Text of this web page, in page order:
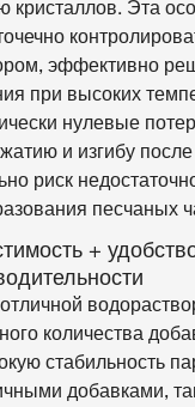
кристаллов. Эта
эффективно
при высоких
нулевые
и изгибу
риск
песчаных
+
количества
стабильность
добавками,